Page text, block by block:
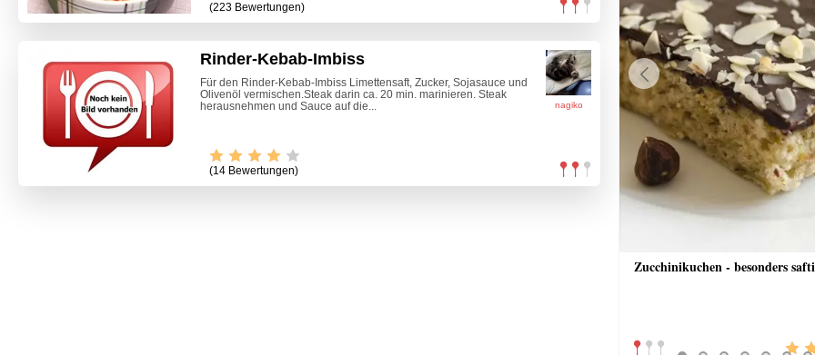
(223 Bewertungen)
nagiko
Rinder-Kebab-Imbiss
Für den Rinder-Kebab-Imbiss Limettensaft, Zucker, Sojasauce und
Olivenöl vermischen.Steak darin ca. 20 min. marinieren. Steak
herausnehmen und Sauce auf die...
(14 Bewertungen)
Zucchinikuchen - besonders
Previous